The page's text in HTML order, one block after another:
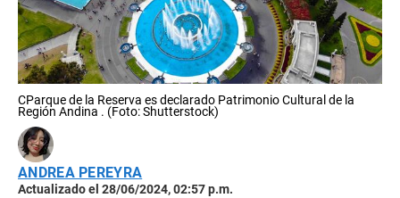
CParque de la Reserva es declarado Patrimonio Cultural de la
Región Andina . (Foto: Shutterstock)
ANDREA PEREYRA
Actualizado el 28/06/2024, 02:57 p.m.